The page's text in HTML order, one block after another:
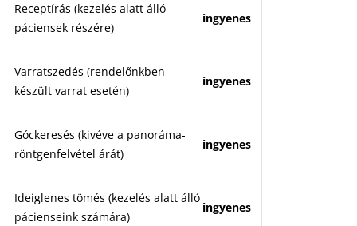
Receptírás (kezelés alatt álló
páciensek részére)
ingyenes
Varratszedés (rendelőnkben
készült varrat esetén)
ingyenes
Góckeresés (kivéve a panoráma-
röntgenfelvétel árát)
ingyenes
Ideiglenes tömés (kezelés alatt álló
pácienseink számára)
ingyenes